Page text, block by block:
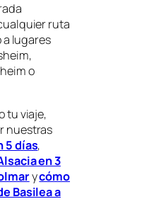
ruta
a lugares
o
tu viaje,
nuestras
5 días,
en 3
ycómo
Basilea a